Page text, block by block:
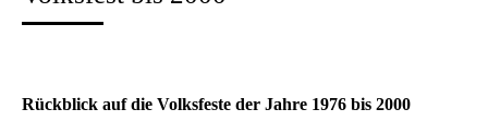
Rückblick auf die Volksfeste der Jahre 1976 bis 2000